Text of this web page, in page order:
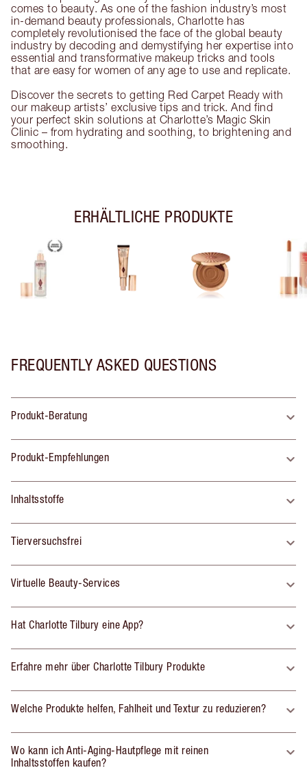
comes to beauty. As one of the fashion industry’s most
in-demand beauty professionals, Charlotte has
completely revolutionised the face of the global beauty
industry by decoding and demystifying her expertise into
essential and transformative makeup tricks and tools
that are easy for women of any age to use and replicate.
Discover the secrets to getting Red Carpet Ready with
our makeup artists’ exclusive tips and trick. And find
your perfect skin solutions at Charlotte’s Magic Skin
Clinic – from hydrating and soothing, to brightening and
smoothing.
ERHÄLTLICHE PRODUKTE
FREQUENTLY ASKED QUESTIONS
Produkt-Beratung
Produkt-Empfehlungen
Inhaltsstoffe
Tierversuchsfrei
Virtuelle Beauty-Services
Hat Charlotte Tilbury eine App?
Erfahre mehr über Charlotte Tilbury Produkte
Welche Produkte helfen, Fahlheit und Textur zu reduzieren?
Wo kann ich Anti-Aging-Hautpflege mit reinen
Inhaltsstoffen kaufen?